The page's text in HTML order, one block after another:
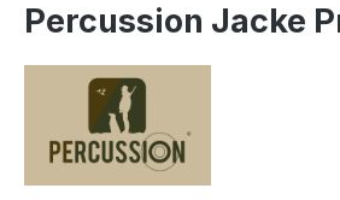
Percussion Jacke